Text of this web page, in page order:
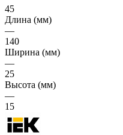
45
Длина (мм)
—
140
Ширина (мм)
—
25
Высота (мм)
—
15